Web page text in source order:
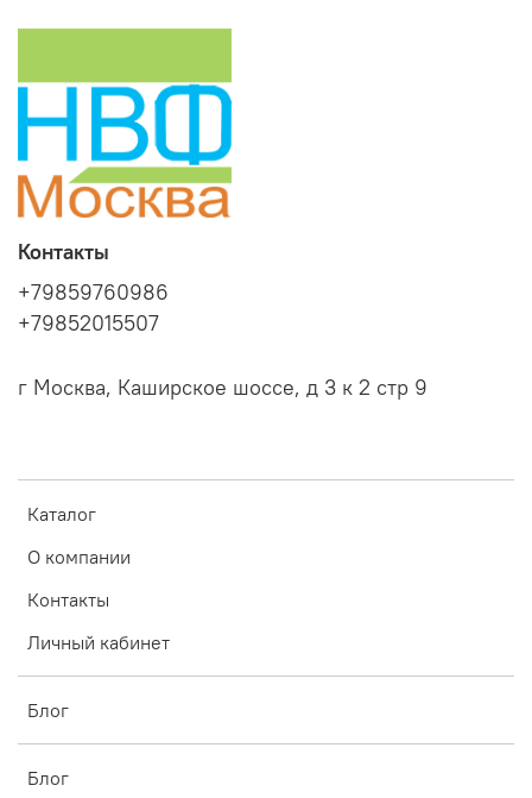
Каталог
О компании
Контакты
Личный кабинет
Блог
Блог
Контакты
+79859760986
+79852015507
г Москва, Каширское шоссе, д 3 к 2 стр 9